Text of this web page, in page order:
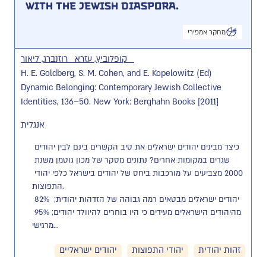
with the Jewish Diaspora.
מחקר אמפירי
קופלוביץ, עזרא
רוזנברג, ליאור
H. E. Goldberg, S. M. Cohen, and E. Kopelowitz (Ed)
Dynamic Belonging: Contemporary Jewish Collective
Identities, 136–50. New York: Berghahn Books [2011]
אנגלית
התפוצות.
מרגישי...
זהות יהודית יהודי התפוצות
יהודים ישראליים